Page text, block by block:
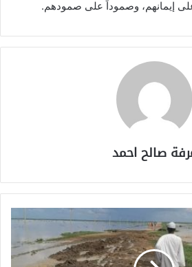
على إيمانهم، وصموداً على صمودهم.
صالح احمد